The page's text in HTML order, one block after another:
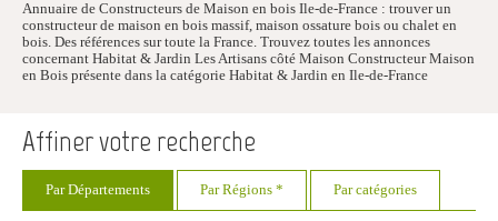
Annuaire de Constructeurs de Maison en bois Ile-de-France : trouver un
constructeur de maison en bois massif, maison ossature bois ou chalet en
bois. Des références sur toute la France. Trouvez toutes les annonces
concernant Habitat & Jardin Les Artisans côté Maison Constructeur Maison
en Bois présente dans la catégorie Habitat & Jardin en Ile-de-France
Affiner votre recherche
Par Départements Par Régions * Par catégories